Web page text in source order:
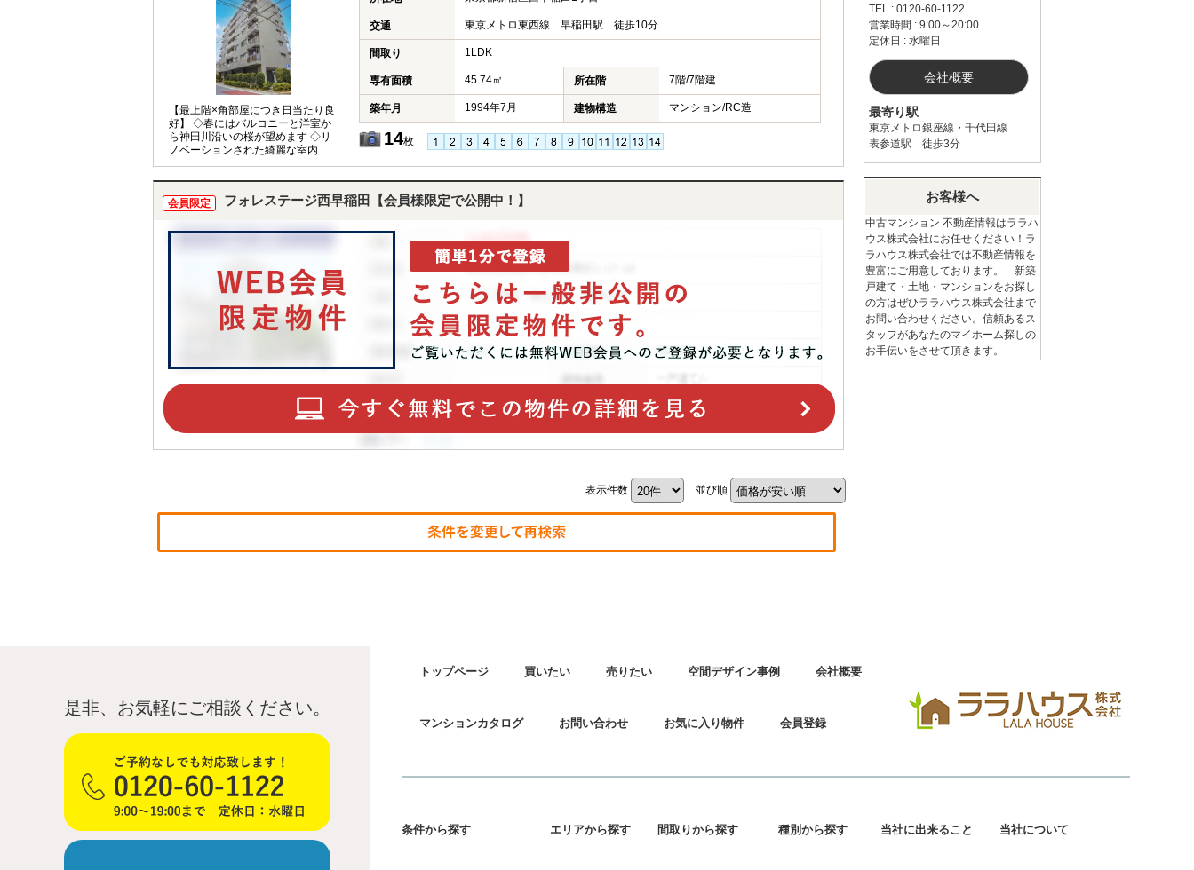
【最上階×角部屋につき日当たり良
好】 ◇春にはバルコニーと洋室か
ら神田川沿いの桜が望めます ◇リ
ノベーションされた綺麗な室内
交通 東京メトロ東西線 早稲田駅 徒歩10分
間取り 1LDK
専有面積 45.74㎡ 所在階 7階/7階建
築年月 1994年7月 建物構造 マンション/RC造
14枚
会員限定 フォレステージ西早稲田【会員様限定で公開中！】
表示件数 並び順
TEL : 0120-60-1122
営業時間 : 9:00～20:00
定休日 : 水曜日
会社概要
最寄り駅
東京メトロ銀座線・千代田線
表参道駅 徒歩3分
お客様へ
中古マンション 不動産情報はララハ
ウス株式会社にお任せください！ラ
ラハウス株式会社では不動産情報を
豊富にご用意しております。 新築
戸建て・土地・マンションをお探し
の方はぜひララハウス株式会社まで
お問い合わせください。信頼あるス
タッフがあなたのマイホーム探しの
お手伝いをさせて頂きます。
是非、お気軽にご相談ください。
トップページ 買いたい 売りたい 空間デザイン事例 会社概要
マンションカタログ お問い合わせ お気に入り物件 会員登録
条件から探す エリアから探す 間取りから探す 種別から探す 当社に出来ること 当社について